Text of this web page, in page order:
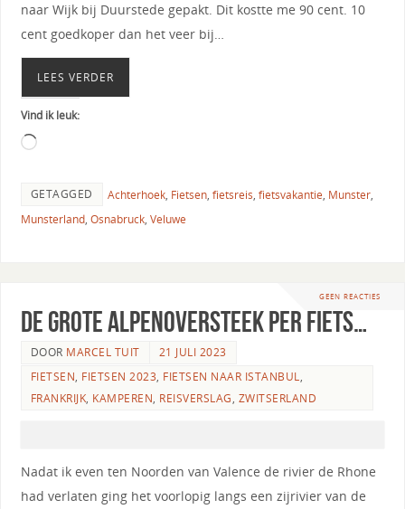
naar Wijk bij Duurstede gepakt. Dit kostte me 90 cent. 10
cent goedkoper dan het veer bij…
LEES VERDER
Vind ik leuk:
GETAGGED Achterhoek, Fietsen, fietsreis, fietsvakantie, Munster,
Munsterland, Osnabruck, Veluwe
GEEN REACTIES
De grote Alpenoversteek per fiets…
DOOR MARCEL TUIT
21 JULI 2023
FIETSEN, FIETSEN 2023, FIETSEN NAAR ISTANBUL,
FRANKRIJK, KAMPEREN, REISVERSLAG, ZWITSERLAND
Nadat ik even ten Noorden van Valence de rivier de Rhone
had verlaten ging het voorlopig langs een zijrivier van de